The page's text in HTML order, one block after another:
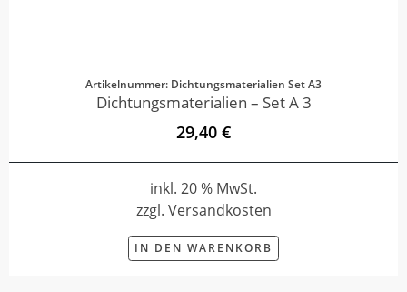
Artikelnummer: Dichtungsmaterialien Set A3
Dichtungsmaterialien – Set A 3
29,40 €
inkl. 20 % MwSt.
zzgl. Versandkosten
IN DEN WARENKORB